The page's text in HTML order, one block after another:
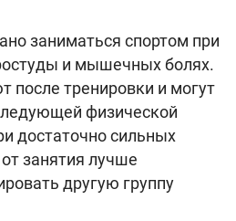
заниматься спортом при
и мышечных болях.
после тренировки и могут
физической
достаточно сильных
занятия лучше
другую группу